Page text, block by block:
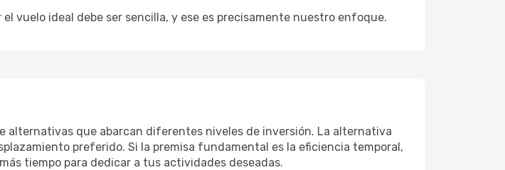
vuelo ideal debe ser sencilla, y ese es precisamente nuestro enfoque.
alternativas que abarcan diferentes niveles de inversión. La alternativa
preferido. Si la premisa fundamental es la eficiencia temporal,
tiempo para dedicar a tus actividades deseadas.